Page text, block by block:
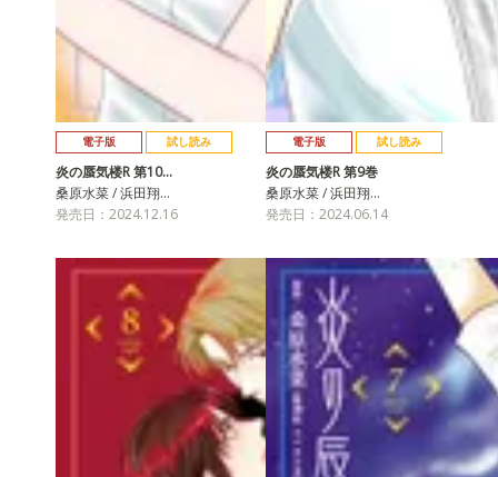
電子版 試し読み
炎の蜃気楼R 第10…
桑原水菜 / 浜田翔…
発売日：2024.12.16
電子版 試し読み
炎の蜃気楼R 第9巻
桑原水菜 / 浜田翔…
発売日：2024.06.14